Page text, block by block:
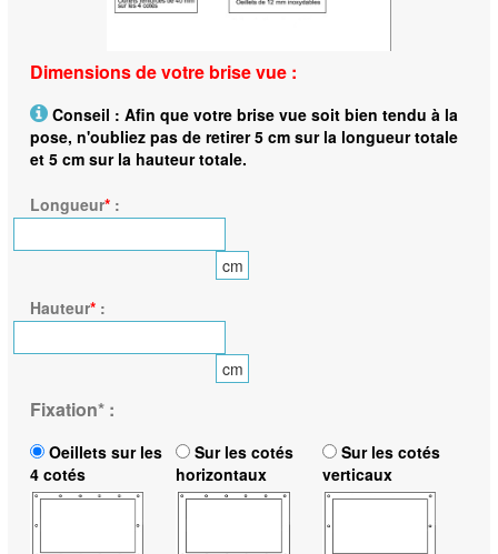
Dimensions de votre brise vue :
Conseil : Afin que votre brise vue soit bien tendu à la
pose, n'oubliez pas de retirer 5 cm sur la longueur totale
et 5 cm sur la hauteur totale.
Longueur*:
cm
Hauteur*:
cm
Fixation*:
Oeillets sur les
4 cotés
Sur les cotés
horizontaux
Sur les cotés
verticaux